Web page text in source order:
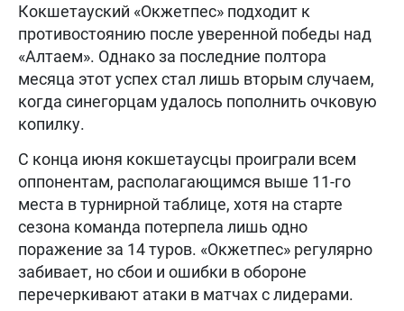
Кокшетауский «Окжетпес» подходит к
противостоянию после уверенной победы над
«Алтаем». Однако за последние полтора
месяца этот успех стал лишь вторым случаем,
когда синегорцам удалось пополнить очковую
копилку.
С конца июня кокшетаусцы проиграли всем
оппонентам, располагающимся выше 11-го
места в турнирной таблице, хотя на старте
сезона команда потерпела лишь одно
поражение за 14 туров. «Окжетпес» регулярно
забивает, но сбои и ошибки в обороне
перечеркивают атаки в матчах с лидерами.